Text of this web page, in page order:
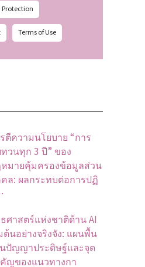
Terms of Use
ตีความนโยบาย “การ
วนทุก 3 ปี” ของ
มายคุ้มครองข้อมูลส่วน
ล: ผลกระทบต่อการปฏิ
ศาสตร์แห่งชาติด้าน AI
ต้นอย่างจริงจัง: แผนพื้น
ปัญญาประดิษฐ์และจุด
ญของแนวทางกา